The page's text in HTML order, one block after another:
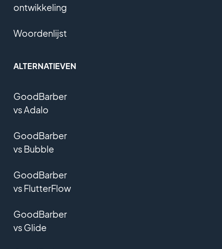
ontwikkeling
Woordenlijst
ALTERNATIEVEN
GoodBarber
vs Adalo
GoodBarber
vs Bubble
GoodBarber
vs FlutterFlow
GoodBarber
vs Glide